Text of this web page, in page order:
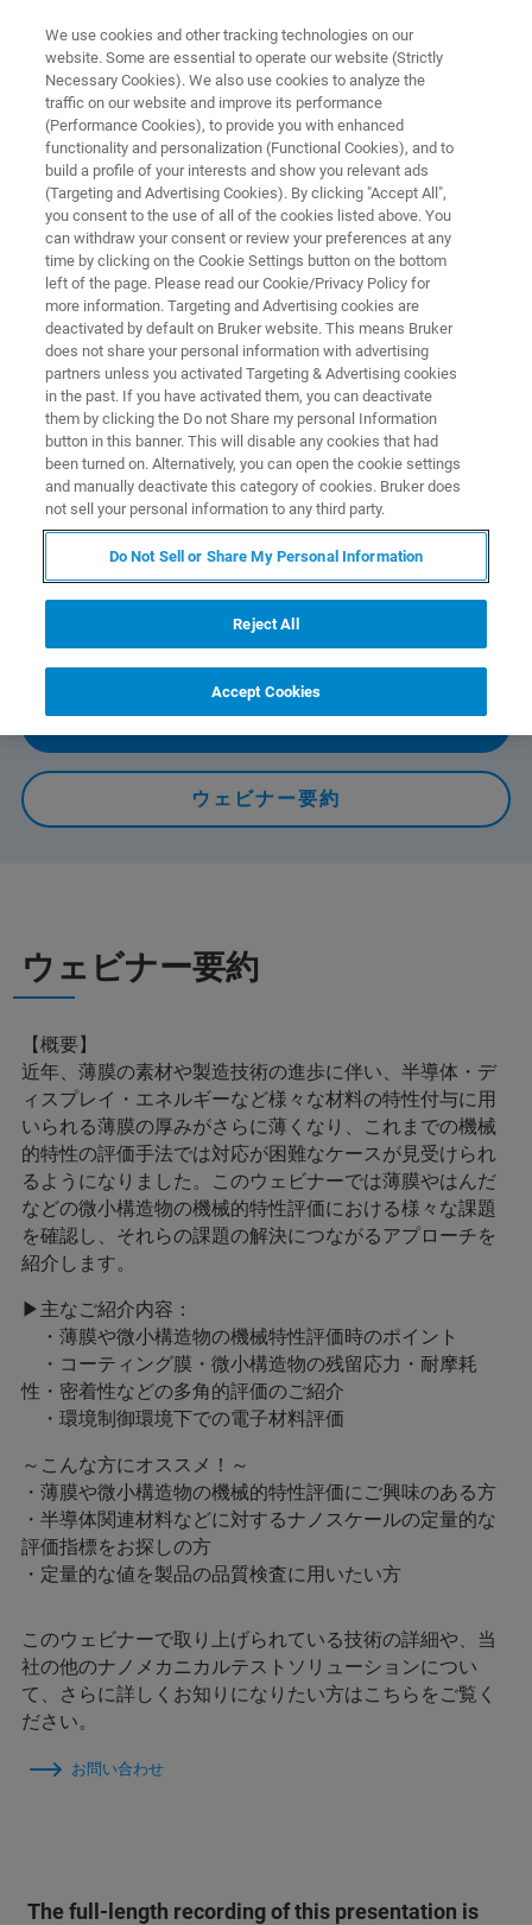
ナノメカニカル試験 ウェビナー
ナノインデンテーションシステ
ムを用いた薄膜微小部の機械的
特性評価手法 ～半導体材料を
中心に～
薄膜やはんだなどの微小構造物の機械的特性評価におけ
アプローチを紹介します。
オンデマンドで視聴する
ウェビナー要約
ウェビナー要約
【概要】
近年、薄膜の素材や製造技術の進歩に伴い、半導体・デ
ィスプレイ・エネルギーなど様々な材料の特性付与に用
いられる薄膜の厚みがさらに薄くなり、これまでの機械
的特性の評価手法では対応が困難なケースが見受けられ
るようになりました。このウェビナーでは薄膜やはんだ
などの微小構造物の機械的特性評価における様々な課題
を確認し、それらの課題の解決につながるアプローチを
紹介します。
▶主なご紹介内容：
・薄膜や微小構造物の機械特性評価時のポイント
・コーティング膜・微小構造物の残留応力・耐摩耗
性・密着性などの多角的評価のご紹介
・環境制御環境下での電子材料評価
～こんな方にオススメ！～
・薄膜や微小構造物の機械的特性評価にご興味のある方
・半導体関連材料などに対するナノスケールの定量的な
評価指標をお探しの方
・定量的な値を製品の品質検査に用いたい方
このウェビナーで取り上げられている技術の詳細や、当
社の他のナノメカニカルテストソリューションについ
て、さらに詳しくお知りになりたい方はこちらをご覧く
ださい。
お問い合わせ
The full-length recording of this presentation is
We use cookies and other tracking technologies on our
website. Some are essential to operate our website (Strictly
Necessary Cookies). We also use cookies to analyze the
traffic on our website and improve its performance
(Performance Cookies), to provide you with enhanced
functionality and personalization (Functional Cookies), and to
build a profile of your interests and show you relevant ads
(Targeting and Advertising Cookies). By clicking "Accept All",
you consent to the use of all of the cookies listed above. You
can withdraw your consent or review your preferences at any
time by clicking on the Cookie Settings button on the bottom
left of the page. Please read our Cookie/Privacy Policy for
more information. Targeting and Advertising cookies are
deactivated by default on Bruker website. This means Bruker
does not share your personal information with advertising
partners unless you activated Targeting & Advertising cookies
in the past. If you have activated them, you can deactivate
them by clicking the Do not Share my personal Information
button in this banner. This will disable any cookies that had
been turned on. Alternatively, you can open the cookie settings
and manually deactivate this category of cookies. Bruker does
not sell your personal information to any third party.
Do Not Sell or Share My Personal Information
Reject All
Accept Cookies